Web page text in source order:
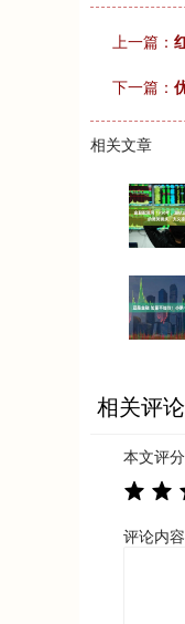
上一篇：
下一篇：
相关文章
相关评论
本文评分
评论内容